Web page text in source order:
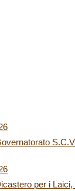
per i